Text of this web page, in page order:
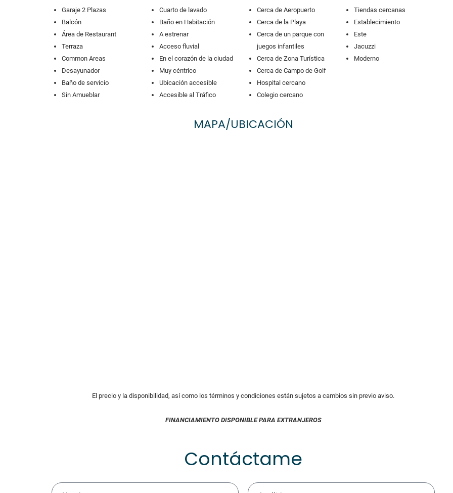
Garaje 2 Plazas
Balcón
Área de Restaurant
Terraza
Common Areas
Desayunador
Baño de servicio
Sin Amueblar
Cuarto de lavado
Baño en Habitación
A estrenar
Acceso fluvial
En el corazón de la ciudad
Muy céntrico
Ubicación accesible
Accesible al Tráfico
Cerca de Aeropuerto
Cerca de la Playa
Cerca de un parque con
juegos infantiles
Cerca de Zona Turística
Cerca de Campo de Golf
Hospital cercano
Colegio cercano
Tiendas cercanas
Establecimiento
Este
Jacuzzi
Moderno
MAPA/UBICACIÓN
El precio y la disponibilidad, así como los términos y condiciones están sujetos a cambios sin previo aviso.
FINANCIAMIENTO DISPONIBLE PARA EXTRANJEROS
Contáctame